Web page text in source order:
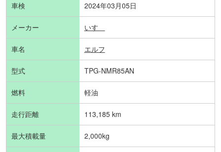
車検 2024年03月05日
メーカー いすゞ
車名 エルフ
型式 TPG-NMR85AN
燃料 軽油
走行距離 113,185 km
最大積載量 2,000kg